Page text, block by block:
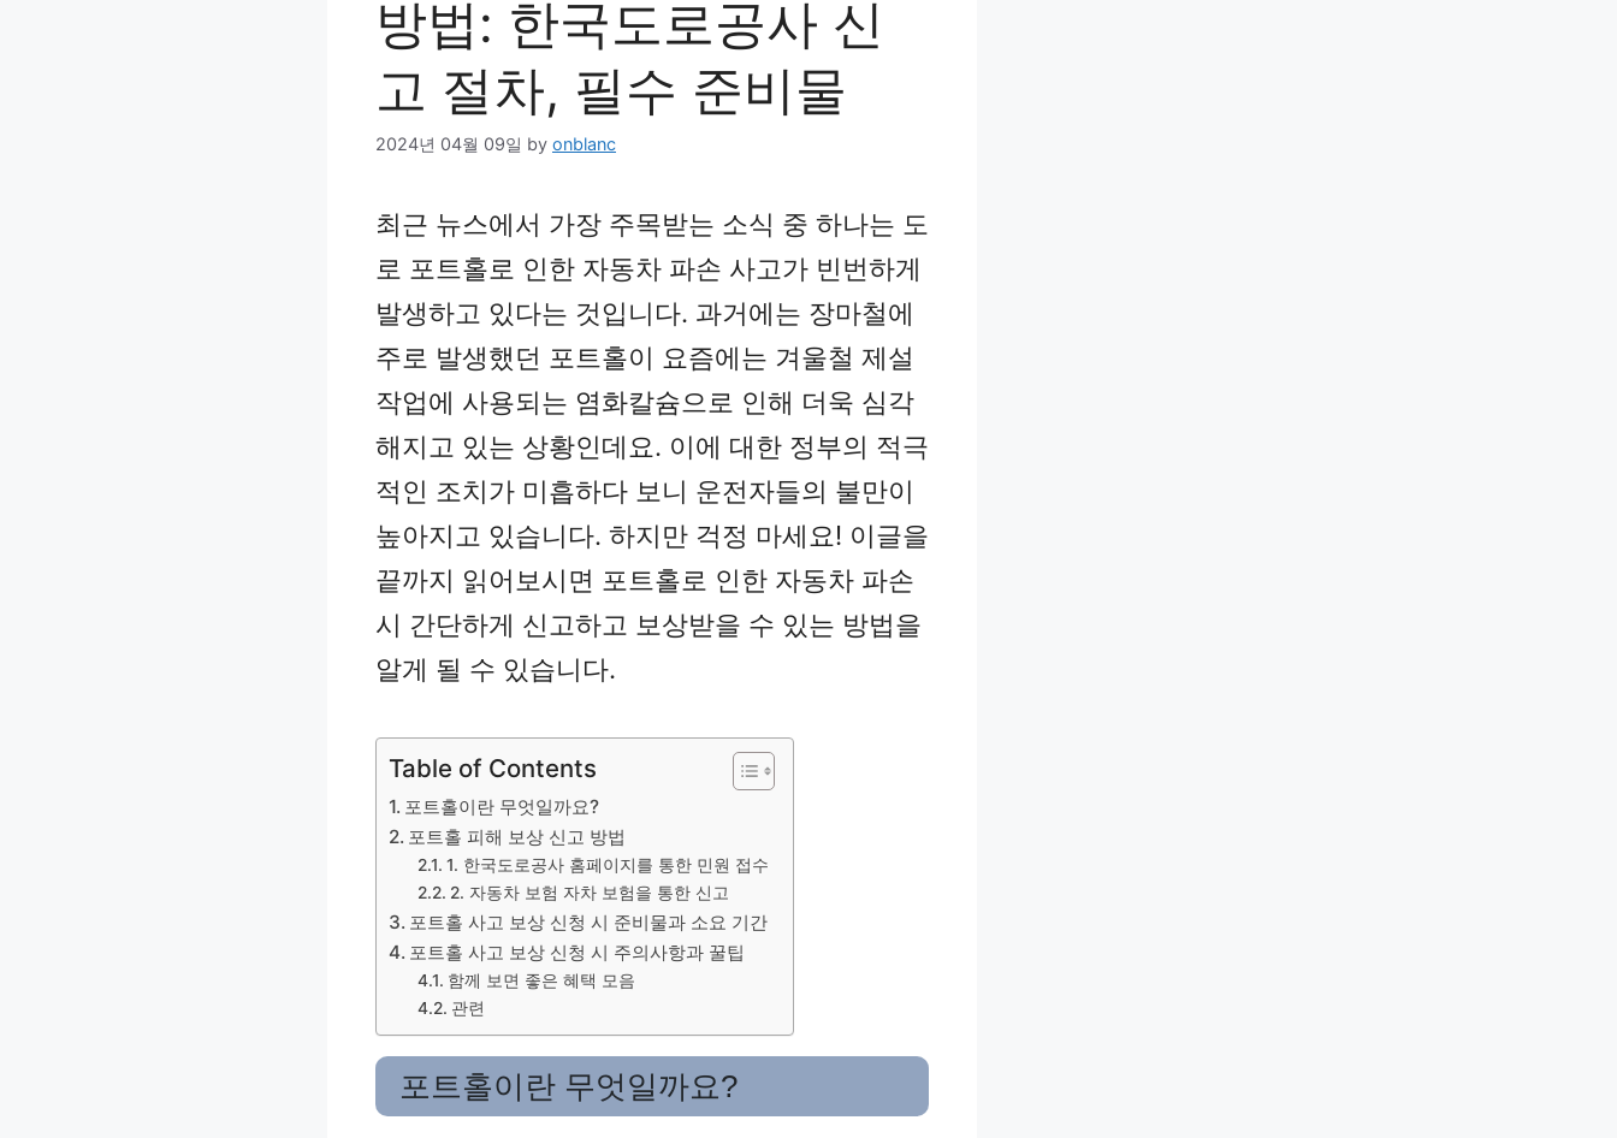
방법: 한국도로공사 신
고 절차, 필수 준비물
2024년 04월 09일 by onblanc
최근 뉴스에서 가장 주목받는 소식 중 하나는 도
로 포트홀로 인한 자동차 파손 사고가 빈번하게
발생하고 있다는 것입니다. 과거에는 장마철에
주로 발생했던 포트홀이 요즘에는 겨울철 제설
작업에 사용되는 염화칼슘으로 인해 더욱 심각
해지고 있는 상황인데요. 이에 대한 정부의 적극
적인 조치가 미흡하다 보니 운전자들의 불만이
높아지고 있습니다. 하지만 걱정 마세요! 이글을
끝까지 읽어보시면 포트홀로 인한 자동차 파손
시 간단하게 신고하고 보상받을 수 있는 방법을
알게 될 수 있습니다.
Table of Contents
포트홀이란 무엇일까요?
포트홀 피해 보상 신고 방법
1. 한국도로공사 홈페이지를 통한 민원 접수
2. 자동차 보험 자차 보험을 통한 신고
포트홀 사고 보상 신청 시 준비물과 소요 기간
포트홀 사고 보상 신청 시 주의사항과 꿀팁
함께 보면 좋은 혜택 모음
관련
포트홀이란 무엇일까요?